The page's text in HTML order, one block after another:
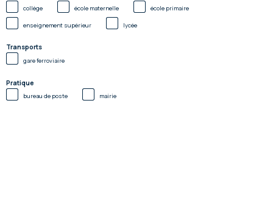
collège école maternelle école primaire
enseignement supérieur lycée
Transports
gare ferroviaire
Pratique
bureau de poste mairie